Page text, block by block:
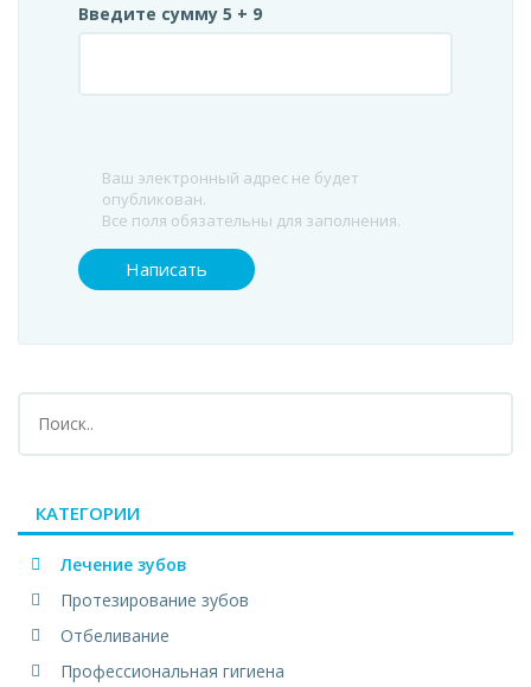
Введите сумму 5 + 9
Ваш электронный адрес не будет
опубликован.
Все поля обязательны для заполнения.
КАТЕГОРИИ
Лечение зубов
Протезирование зубов
Отбеливание
Профессиональная гигиена